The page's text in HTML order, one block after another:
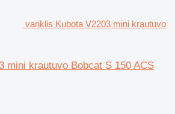
variklis Kubota V2203 mini krautuvo
mini krautuvo Bobcat S 150 ACS